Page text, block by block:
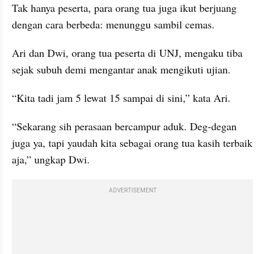
Tak hanya peserta, para orang tua juga ikut berjuang
dengan cara berbeda: menunggu sambil cemas.
Ari dan Dwi, orang tua peserta di UNJ, mengaku tiba
sejak subuh demi mengantar anak mengikuti ujian.
“Kita tadi jam 5 lewat 15 sampai di sini,” kata Ari.
“Sekarang sih perasaan bercampur aduk. Deg-degan
juga ya, tapi yaudah kita sebagai orang tua kasih terbaik
aja,” ungkap Dwi.
ADVERTISEMENT